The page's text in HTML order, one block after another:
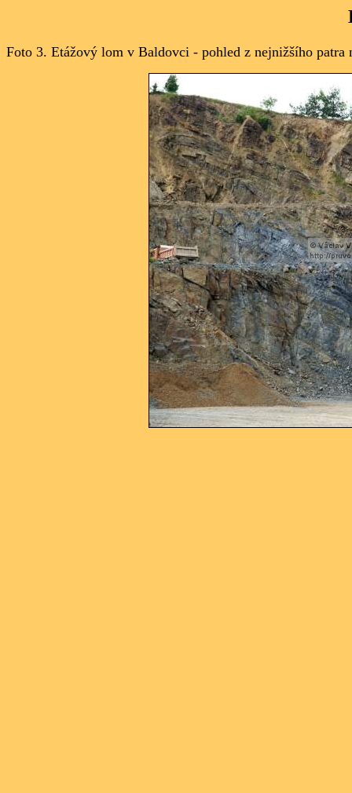
Foto 3. Etážový lom v Baldovci - pohled z nejnižšího